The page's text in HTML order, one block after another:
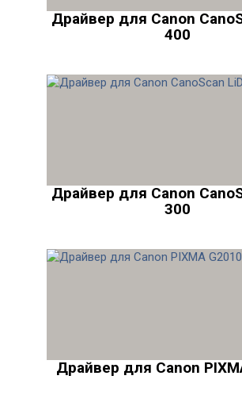
Драйвер для Canon
400
Драйвер для Canon
300
Драйвер для Canon